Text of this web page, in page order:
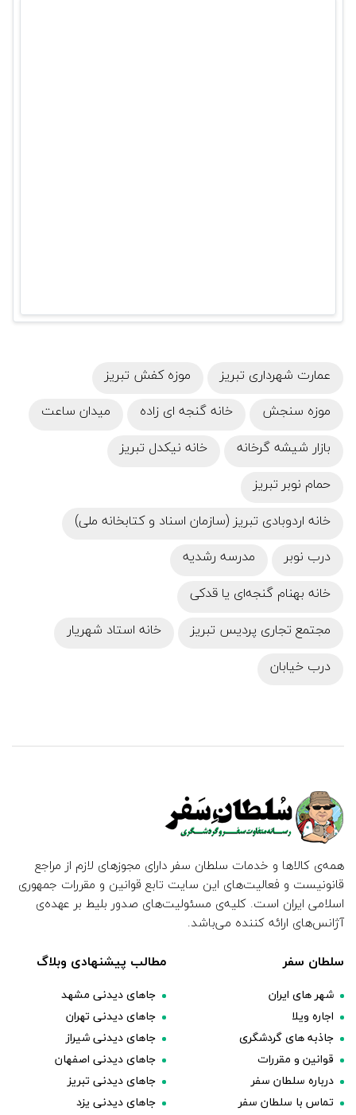
عمارت شهرداری تبریز
موزه کفش تبریز
موزه سنجش
خانه گنجه ای زاده
میدان ساعت
بازار شیشه گرخانه
خانه نیکدل تبریز
حمام نوبر تبریز
خانه اردوبادی تبریز (سازمان اسناد و کتابخانه ملی)
درب نوبر
مدرسه رشدیه
خانه بهنام گنجه‌ای یا قدکی
مجتمع تجاری پردیس تبریز
خانه استاد شهریار
درب خیابان
همه‌ی کالاها و خدمات سلطان سفر دارای مجوزهای لازم از مراجع
قانونیست و فعالیت‌های این سایت تابع قوانین و مقررات جمهوری
اسلامی ایران است. کلیه‌ی مسئولیت‌های صدور بلیط بر عهده‌ی
آژانس‌های ارائه کننده می‌باشد.
سلطان سفر
شهر های ایران
اجاره ویلا
جاذبه های گردشگری
قوانین و مقررات
درباره سلطان سفر
تماس با سلطان سفر
مطالب پیشنهادی وبلاگ
جاهای دیدنی مشهد
جاهای دیدنی تهران
جاهای دیدنی شیراز
جاهای دیدنی اصفهان
جاهای دیدنی تبریز
جاهای دیدنی یزد